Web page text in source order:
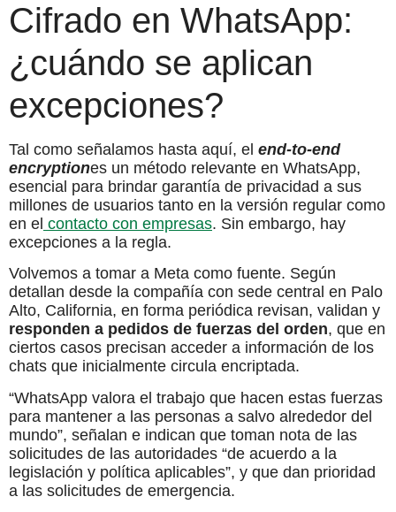
Cifrado en WhatsApp:
¿cuándo se aplican
excepciones?
Tal como señalamos hasta aquí, el end-to-end
encryptiones un método relevante en WhatsApp,
esencial para brindar garantía de privacidad a sus
millones de usuarios tanto en la versión regular como
en el contacto con empresas. Sin embargo, hay
excepciones a la regla.
Volvemos a tomar a Meta como fuente. Según
detallan desde la compañía con sede central en Palo
Alto, California, en forma periódica revisan, validan y
responden a pedidos de fuerzas del orden, que en
ciertos casos precisan acceder a información de los
chats que inicialmente circula encriptada.
“WhatsApp valora el trabajo que hacen estas fuerzas
para mantener a las personas a salvo alrededor del
mundo”, señalan e indican que toman nota de las
solicitudes de las autoridades “de acuerdo a la
legislación y política aplicables”, y que dan prioridad
a las solicitudes de emergencia.